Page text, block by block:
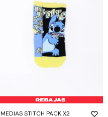
MEDIAS STITCH PACK X2